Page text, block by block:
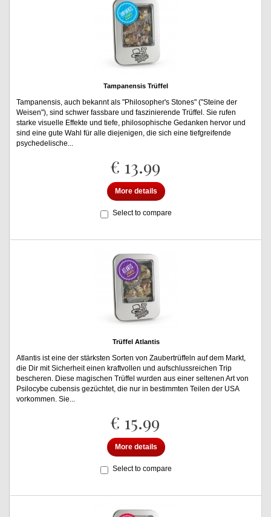
Tampanensis Trüffel
Tampanensis, auch bekannt als "Philosopher's Stones" ("Steine der
Weisen"), sind schwer fassbare und faszinierende Trüffel. Sie rufen
starke visuelle Effekte und tiefe, philosophische Gedanken hervor und
sind eine gute Wahl für alle diejenigen, die sich eine tiefgreifende
psychedelische...
€ 13.99
More details
Select to compare
Trüffel Atlantis
Atlantis ist eine der stärksten Sorten von Zaubertrüffeln auf dem Markt,
die Dir mit Sicherheit einen kraftvollen und aufschlussreichen Trip
bescheren. Diese magischen Trüffel wurden aus einer seltenen Art von
Psilocybe cubensis gezüchtet, die nur in bestimmten Teilen der USA
vorkommen. Sie...
€ 15.99
More details
Select to compare